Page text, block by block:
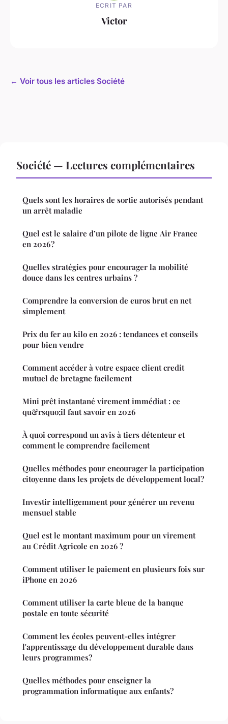
ECRIT PAR
Victor
← Voir tous les articles Société
Société — Lectures complémentaires
Quels sont les horaires de sortie autorisés pendant
un arrêt maladie
Quel est le salaire d’un pilote de ligne Air France
en 2026 ?
Quelles stratégies pour encourager la mobilité
douce dans les centres urbains ?
Comprendre la conversion de euros brut en net
simplement
Prix du fer au kilo en 2026 : tendances et conseils
pour bien vendre
Comment accéder à votre espace client credit
mutuel de bretagne facilement
Mini prêt instantané virement immédiat : ce
qu&rsquo;il faut savoir en 2026
À quoi correspond un avis à tiers détenteur et
comment le comprendre facilement
Quelles méthodes pour encourager la participation
citoyenne dans les projets de développement local?
Investir intelligemment pour générer un revenu
mensuel stable
Quel est le montant maximum pour un virement
au Crédit Agricole en 2026 ?
Comment utiliser le paiement en plusieurs fois sur
iPhone en 2026
Comment utiliser la carte bleue de la banque
postale en toute sécurité
Comment les écoles peuvent-elles intégrer
l'apprentissage du développement durable dans
leurs programmes?
Quelles méthodes pour enseigner la
programmation informatique aux enfants?